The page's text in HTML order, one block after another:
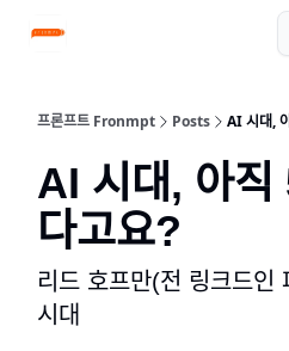
프론프트 Fronmpt Posts AI 시대,
AI 시대, 아직
다고요?
리드 호프만(전
시대